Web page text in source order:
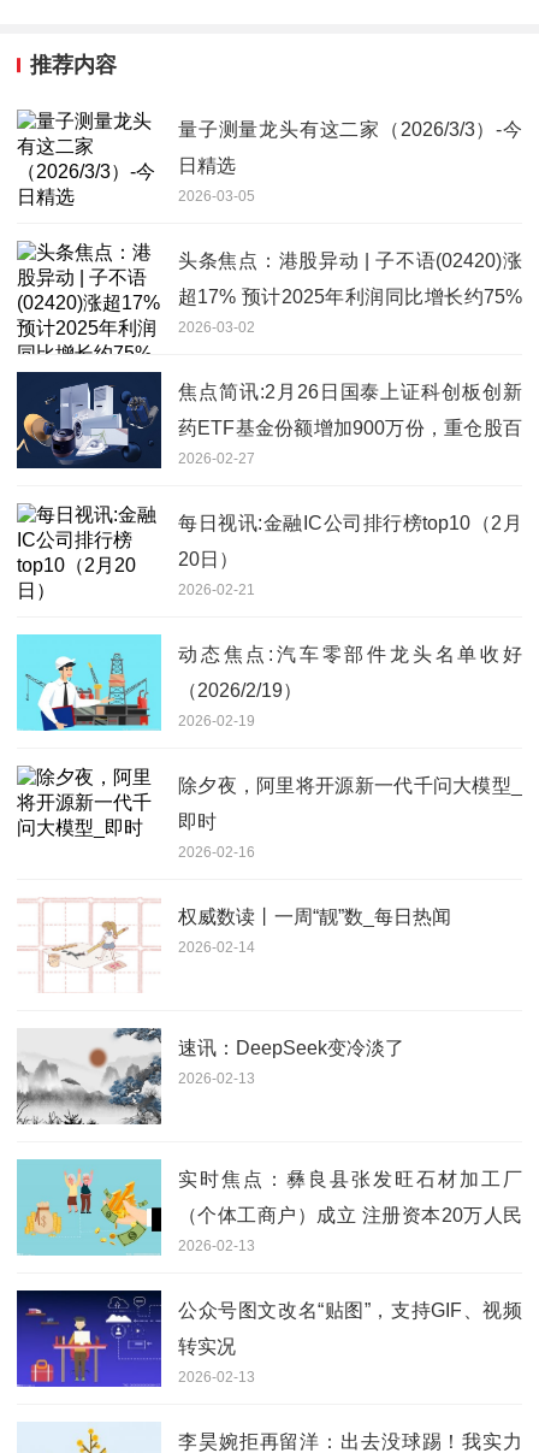
推荐内容
量子测量龙头有这二家（2026/3/3）-今
日精选
2026-03-05
头条焦点：港股异动 | 子不语(02420)涨
超17% 预计2025年利润同比增长约75%
至85%
2026-03-02
焦点简讯:2月26日国泰上证科创板创新
药ETF基金份额增加900万份，重仓股百
济神州、艾力斯、百利天恒
2026-02-27
每日视讯:金融IC公司排行榜top10（2月
20日）
2026-02-21
动态焦点:汽车零部件龙头名单收好
（2026/2/19）
2026-02-19
除夕夜，阿里将开源新一代千问大模型_
即时
2026-02-16
权威数读丨一周“靓”数_每日热闻
2026-02-14
速讯：DeepSeek变冷淡了
2026-02-13
实时焦点：彝良县张发旺石材加工厂
（个体工商户）成立 注册资本20万人民
币
2026-02-13
公众号图文改名“贴图”，支持GIF、视频
转实况
2026-02-13
李昊婉拒再留洋：出去没球踢！我实力